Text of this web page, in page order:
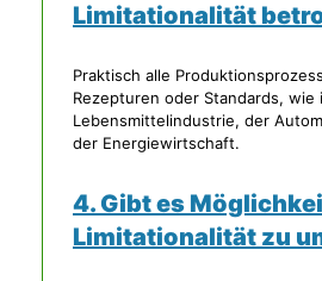
Limitationalität
Praktisch alle
Rezepturen oder Standards, wie
Lebensmittelindustrie, der
der Energiewirtschaft.
4. Gibt es
Limitationalität zu